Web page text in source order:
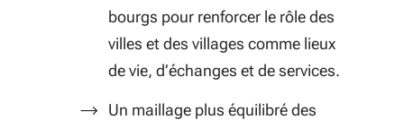
bourgs pour renforcer le rôle des
villes et des villages comme lieux
de vie, d’échanges et de services.
Un maillage plus équilibré des